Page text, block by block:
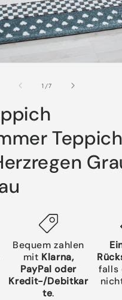
1 /von
7
Teppich
Bequem zahlen
mit Klarna,
PayPal oder
Kredit-/Debitkar
te.
falls